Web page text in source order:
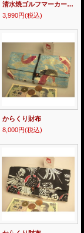
清水焼ゴルフマーカー(1)呉須（藍色染付）タイプ
3,990円(税込)
からくり財布
8,000円(税込)